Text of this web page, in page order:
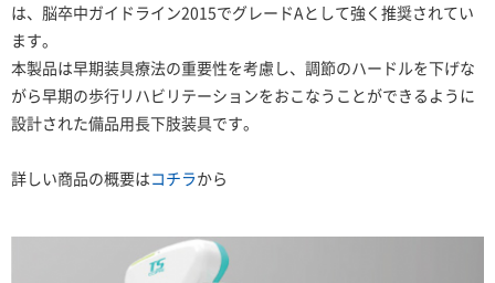
は、脳卒中ガイドライン2015でグレードAとして強く推奨されてい
ます。
本製品は早期装具療法の重要性を考慮し、調節のハードルを下げな
がら早期の歩行リハビリテーションをおこなうことができるように
設計された備品用長下肢装具です。
詳しい商品の概要はコチラから